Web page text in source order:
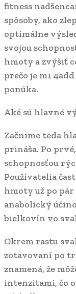
fitness
spôsoby, ako
optimálne
svojou
hmoty a zvýšiť
prečo je m1
ponúka.
Aké sú hlavné
Začnime teda
prináša. Po
schopnosťou
Používatelia
hmoty už po
anabolický
bielkovín vo
Okrem rastu
zotavovaní po
znamená, že
intenzitami, čo